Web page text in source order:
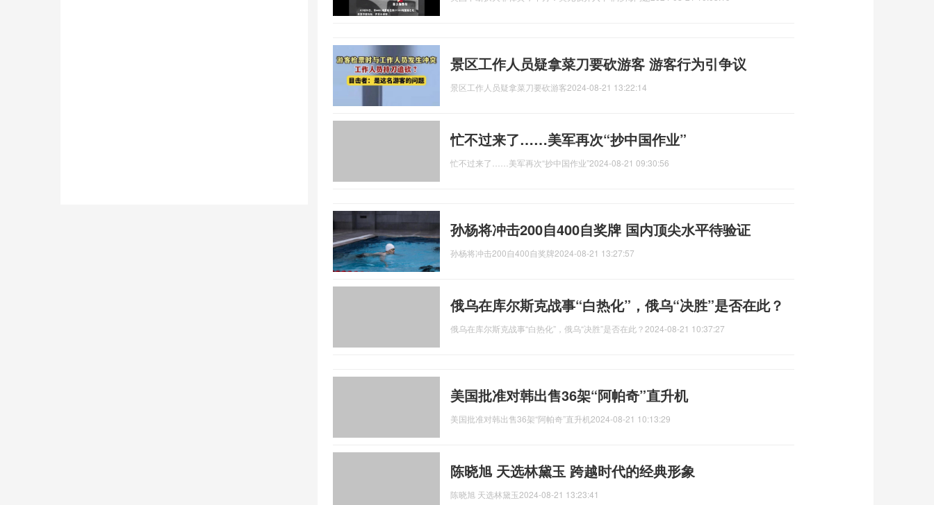
景区工作人员疑拿菜刀要砍游客 游客行为引争议
景区工作人员疑拿菜刀要砍游客2024-08-21 13:22:14
忙不过来了……美军再次“抄中国作业”
忙不过来了……美军再次“抄中国作业”2024-08-21 09:30:56
孙杨将冲击200自400自奖牌 国内顶尖水平待验证
孙杨将冲击200自400自奖牌2024-08-21 13:27:57
俄乌在库尔斯克战事“白热化”，俄乌“决胜”是否在此？
俄乌在库尔斯克战事“白热化”，俄乌“决胜”是否在此？ 2024-08-21 10:37:27
美国批准对韩出售36架“阿帕奇”直升机
美国批准对韩出售36架“阿帕奇”直升机 2024-08-21 10:13:29
陈晓旭 天选林黛玉 跨越时代的经典形象
陈晓旭 天选林黛玉2024-08-21 13:23:41